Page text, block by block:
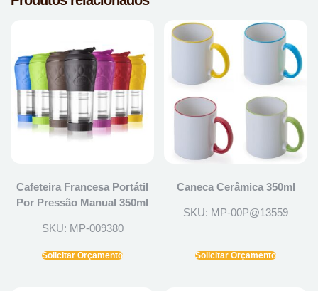
Cafeteira Francesa Portátil
Por Pressão Manual 350ml
SKU: MP-009380
Solicitar Orçamento
Caneca Cerâmica 350ml
SKU: MP-00P@13559
Solicitar Orçamento